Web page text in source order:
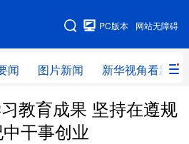
网站无障碍
PC版本
闻 图片新闻 新华视角看新疆
网站地图
图片新闻 新华视角看新疆
教育成果 坚持在遵规
干事创业